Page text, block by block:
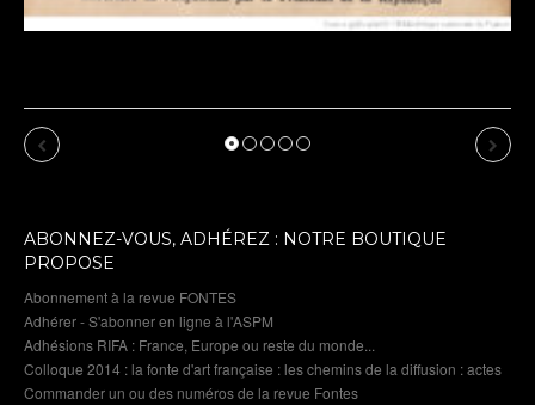
Previous Next
ABONNEZ-VOUS, ADHÉREZ : NOTRE BOUTIQUE
PROPOSE
Abonnement à la revue FONTES
Adhérer - S'abonner en ligne à l'ASPM
Adhésions RIFA : France, Europe ou reste du monde...
Colloque 2014 : la fonte d'art française : les chemins de la diffusion : actes
Commander un ou des numéros de la revue Fontes